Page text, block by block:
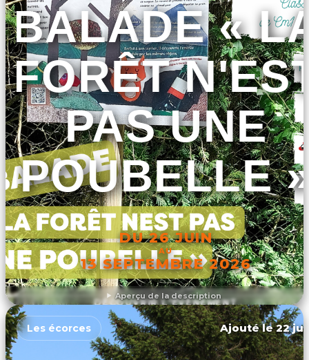
Aperçu de la description
BALADE «
FORÊT
PAS UNE
POUBELLE
DU 26 JUIN
AU
13 SEPTEMBRE 2026
DÉCOUVRIR L'ÉVÉNEMENT
Les écorces Ajouté le 22